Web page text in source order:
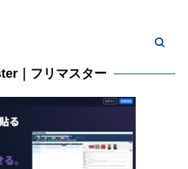
｜フリマスター